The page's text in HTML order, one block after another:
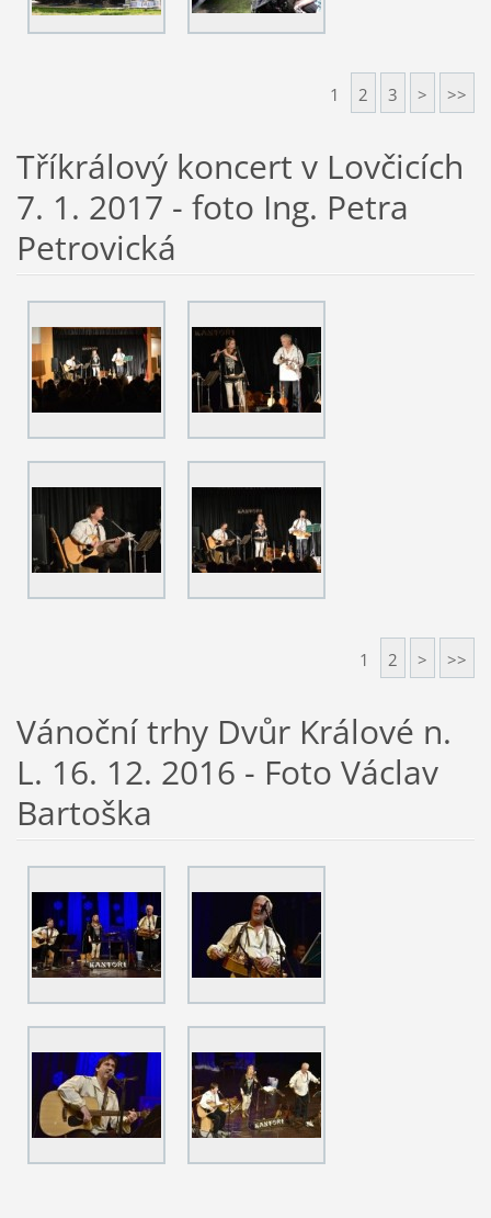
1 2 3 > >>
Tříkrálový koncert v Lovčicích
7. 1. 2017 - foto Ing. Petra
Petrovická
1 2 > >>
Vánoční trhy Dvůr Králové n.
L. 16. 12. 2016 - Foto Václav
Bartoška